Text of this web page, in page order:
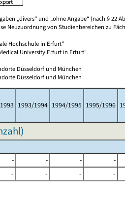
„divers“ und „ohne Angabe“ (nach §
Neuzuordnung von Studienbereichen zu
Hochschule in Erfurt"
University Erfurt in Erfurt“
Düsseldorf und München
Düsseldorf und München
1993/1994 1994/1995 1995/1996
- - - -
- - - -